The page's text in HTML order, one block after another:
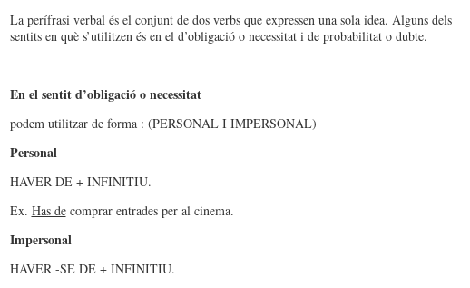
La perífrasi verbal és el conjunt de dos verbs que expressen una sola idea. Alguns dels
sentits en què s’utilitzen és en el d’obligació o necessitat i de probabilitat o dubte.
En el sentit d’obligació o necessitat
podem utilitzar de forma : (PERSONAL I IMPERSONAL)
Personal
HAVER DE + INFINITIU.
Ex. Has decomprar entrades per al cinema.
Impersonal
HAVER -SE DE + INFINITIU.